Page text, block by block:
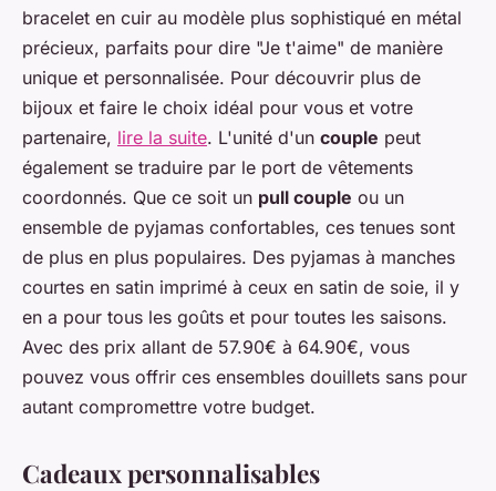
bracelet en cuir au modèle plus sophistiqué en métal
précieux, parfaits pour dire "Je t'aime" de manière
unique et personnalisée. Pour découvrir plus de
bijoux et faire le choix idéal pour vous et votre
partenaire, lire la suite. L'unité d'un couple peut
également se traduire par le port de vêtements
coordonnés. Que ce soit un pull couple ou un
ensemble de pyjamas confortables, ces tenues sont
de plus en plus populaires. Des pyjamas à manches
courtes en satin imprimé à ceux en satin de soie, il y
en a pour tous les goûts et pour toutes les saisons.
Avec des prix allant de 57.90€ à 64.90€, vous
pouvez vous offrir ces ensembles douillets sans pour
autant compromettre votre budget.
Cadeaux personnalisables